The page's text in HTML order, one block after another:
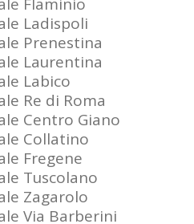
Ladispoli
Prenestina
Laurentina
Labico
Re di Roma
Centro Giano
Collatino
Fregene
Tuscolano
Zagarolo
Via Barberini